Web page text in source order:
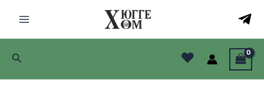
Menu
Поиск ♥